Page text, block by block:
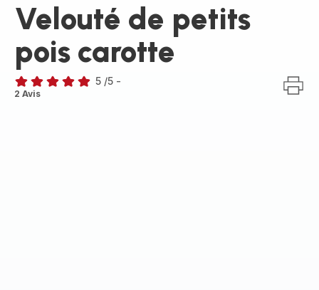
Velouté de petits
pois carotte
Avis
5 /5 -
2 Avis